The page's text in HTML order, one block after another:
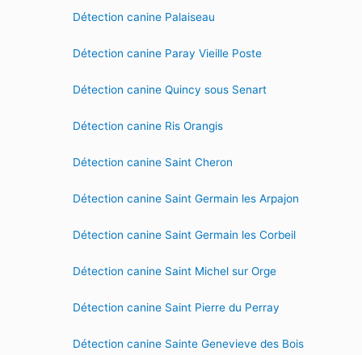
Détection canine Palaiseau
Détection canine Paray Vieille Poste
Détection canine Quincy sous Senart
Détection canine Ris Orangis
Détection canine Saint Cheron
Détection canine Saint Germain les Arpajon
Détection canine Saint Germain les Corbeil
Détection canine Saint Michel sur Orge
Détection canine Saint Pierre du Perray
Détection canine Sainte Genevieve des Bois